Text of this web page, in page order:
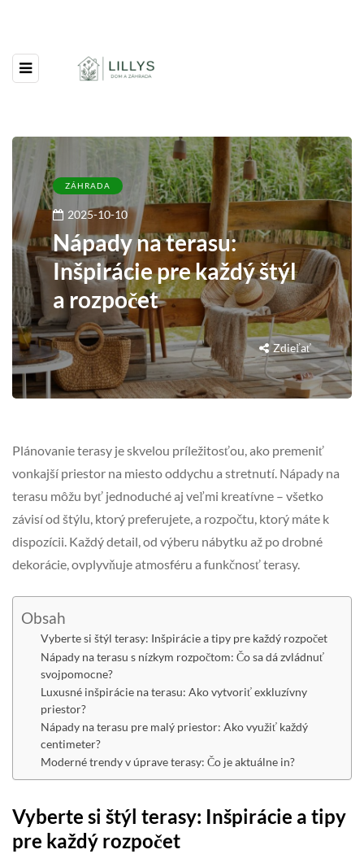
ZÁHRADA
2025-10-10
Nápady na terasu:
Inšpirácie pre každý štýl
a rozpočet
Zdieľať
Plánovanie terasy je skvelou príležitosťou, ako premeniť
vonkajší priestor na miesto oddychu a stretnutí. Nápady na
terasu môžu byť jednoduché aj veľmi kreatívne – všetko
závisí od štýlu, ktorý preferujete, a rozpočtu, ktorý máte k
dispozícii. Každý detail, od výberu nábytku až po drobné
dekorácie, ovplyvňuje atmosféru a funkčnosť terasy.
Obsah
Vyberte si štýl terasy: Inšpirácie a tipy pre každý rozpočet
Nápady na terasu s nízkym rozpočtom: Čo sa dá zvládnuť
svojpomocne?
Luxusné inšpirácie na terasu: Ako vytvoriť exkluzívny
priestor?
Nápady na terasu pre malý priestor: Ako využiť každý
centimeter?
Moderné trendy v úprave terasy: Čo je aktuálne in?
Vyberte si štýl terasy: Inšpirácie a tipy
pre každý rozpočet